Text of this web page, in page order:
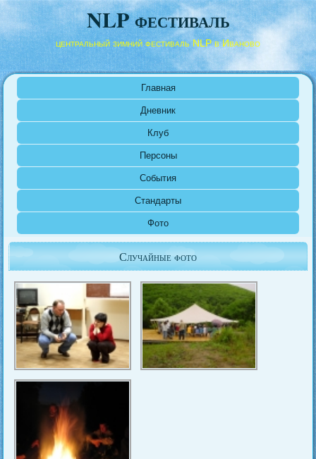
NLP фестиваль
центральный зимний фестиваль NLP в Иваново
Главная
Дневник
Клуб
Персоны
События
Стандарты
Фото
Случайные фото